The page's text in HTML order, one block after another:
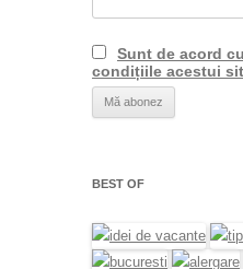
Sunt de acord
condițiile acestui
BEST OF